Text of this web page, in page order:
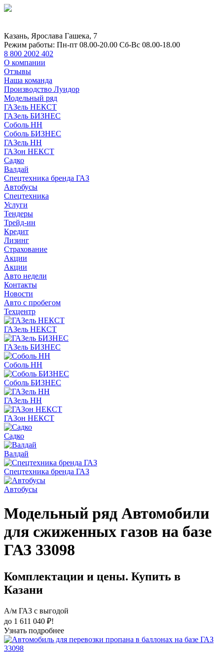
Казань, Ярослава Гашека, 7
Режим работы: Пн-пт 08.00-20.00 Сб-Вс 08.00-18.00
8 800 2002 402
О компании
Отзывы
Наша команда
Производство Луидор
Модельный ряд
ГАЗель НЕКСТ
ГАЗель БИЗНЕС
Соболь НН
Соболь БИЗНЕС
ГАЗель НН
ГАЗон НЕКСТ
Садко
Валдай
Спецтехника бренда ГАЗ
Автобусы
Спецтехника
Услуги
Тендеры
Трейд-ин
Кредит
Лизинг
Страхование
Акции
Акции
Авто недели
Контакты
Новости
Авто с пробегом
Техцентр
ГАЗель НЕКСТ
ГАЗель БИЗНЕС
Соболь НН
Соболь БИЗНЕС
ГАЗель НН
ГАЗон НЕКСТ
Садко
Валдай
Спецтехника бренда ГАЗ
Автобусы
Модельный ряд Автомобили
для сжиженных газов на базе
ГАЗ 33098
Комплектации и цены. Купить в
Казани
А/м ГАЗ с выгодой
до 1 611 040 ₽!
Узнать подробнее